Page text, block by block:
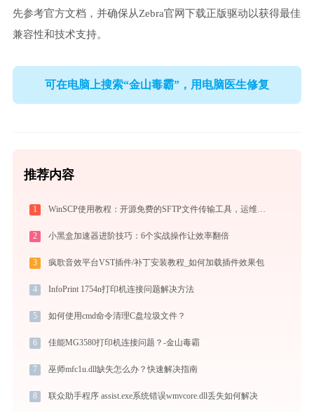
先参考官方文档，并确保从Zebra官网下载正版驱动以获得最佳
兼容性和技术支持。
可在电脑上搜索“金山毒霸”，用电脑医生修复
推荐内容
1 WinSCP使用教程：开源免费的SFTP文件传输工具，运维必备远程管理利器
2 小黑盒加速器进阶技巧：6个实战操作让效率翻倍
3 疯歌音效平台VST插件/补丁安装教程_如何加载插件效果包
4 InfoPrint 1754n打印机连接问题解决方法
5 如何使用cmd命令清理C盘垃圾文件？
6 佳能MG3580打印机连接问题？-金山毒霸
7 巫师mfc1u.dll缺失怎么办？快速解决指南
8 联众助手程序 assist.exe系统错误wmvcore.dll丢失如何解决